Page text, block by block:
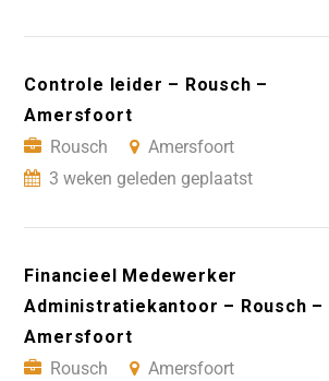
Controle leider – Rousch –
Amersfoort
Rousch
Amersfoort
3 weken geleden geplaatst
Financieel Medewerker
Administratiekantoor – Rousch –
Amersfoort
Rousch
Amersfoort